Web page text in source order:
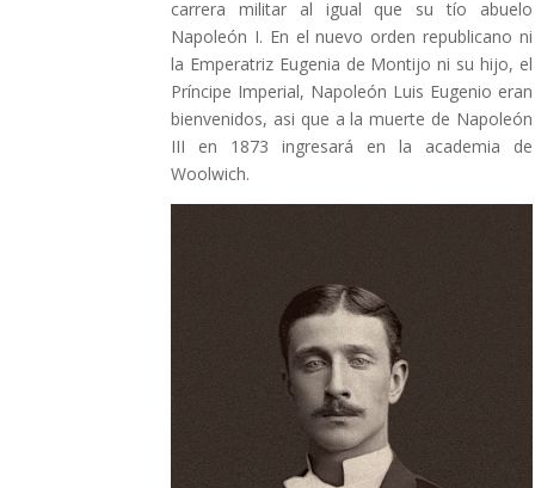
carrera militar al igual que su tío abuelo
Napoleón I. En el nuevo orden republicano ni
la Emperatriz Eugenia de Montijo ni su hijo, el
Príncipe Imperial, Napoleón Luis Eugenio eran
bienvenidos, asi que a la muerte de Napoleón
III en 1873 ingresará en la academia de
Woolwich.